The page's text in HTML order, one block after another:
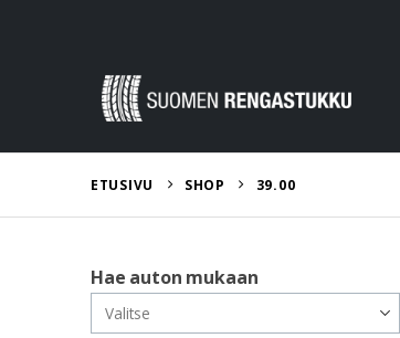
ETUSIVU SHOP 39.00
Hae auton mukaan